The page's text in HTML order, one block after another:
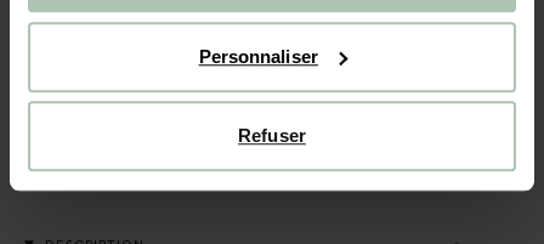
Personnaliser
Refuser